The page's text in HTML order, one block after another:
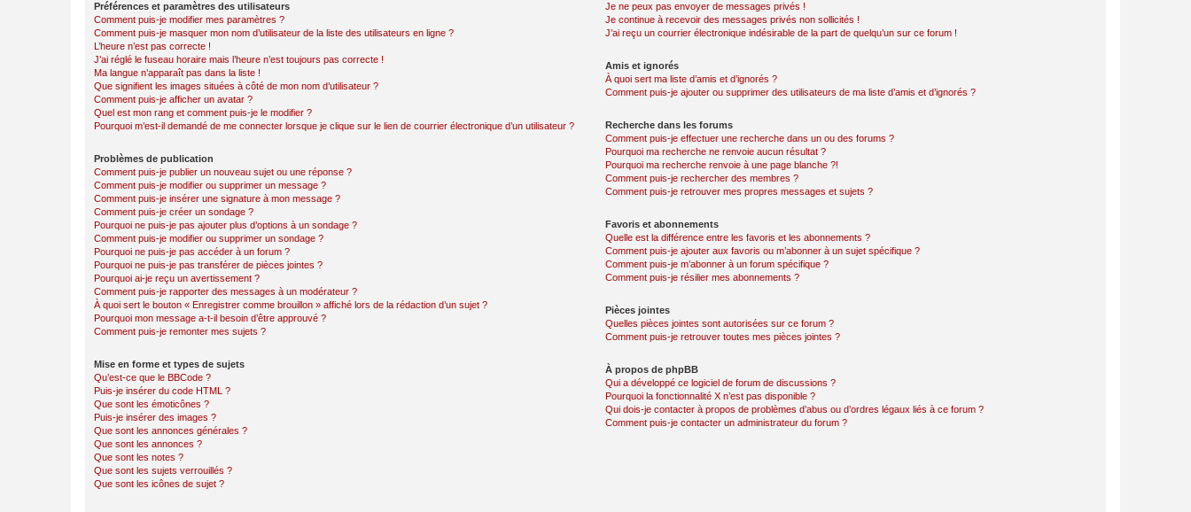
Préférences et paramètres des utilisateurs
Comment puis-je modifier mes paramètres ?
Comment puis-je masquer mon nom d’utilisateur de la liste des utilisateurs en ligne ?
L’heure n’est pas correcte !
J’ai réglé le fuseau horaire mais l’heure n’est toujours pas correcte !
Ma langue n’apparaît pas dans la liste !
Que signifient les images situées à côté de mon nom d’utilisateur ?
Comment puis-je afficher un avatar ?
Quel est mon rang et comment puis-je le modifier ?
Pourquoi m’est-il demandé de me connecter lorsque je clique sur le lien de courrier électronique d’un utilisateur ?
Problèmes de publication
Comment puis-je publier un nouveau sujet ou une réponse ?
Comment puis-je modifier ou supprimer un message ?
Comment puis-je insérer une signature à mon message ?
Comment puis-je créer un sondage ?
Pourquoi ne puis-je pas ajouter plus d’options à un sondage ?
Comment puis-je modifier ou supprimer un sondage ?
Pourquoi ne puis-je pas accéder à un forum ?
Pourquoi ne puis-je pas transférer de pièces jointes ?
Pourquoi ai-je reçu un avertissement ?
Comment puis-je rapporter des messages à un modérateur ?
À quoi sert le bouton « Enregistrer comme brouillon » affiché lors de la rédaction d’un sujet ?
Pourquoi mon message a-t-il besoin d’être approuvé ?
Comment puis-je remonter mes sujets ?
Mise en forme et types de sujets
Qu’est-ce que le BBCode ?
Puis-je insérer du code HTML ?
Que sont les émoticônes ?
Puis-je insérer des images ?
Que sont les annonces générales ?
Que sont les annonces ?
Que sont les notes ?
Que sont les sujets verrouillés ?
Que sont les icônes de sujet ?
Je ne peux pas envoyer de messages privés !
Je continue à recevoir des messages privés non sollicités !
J’ai reçu un courrier électronique indésirable de la part de quelqu’un sur ce forum !
Amis et ignorés
À quoi sert ma liste d’amis et d’ignorés ?
Comment puis-je ajouter ou supprimer des utilisateurs de ma liste d’amis et d’ignorés ?
Recherche dans les forums
Comment puis-je effectuer une recherche dans un ou des forums ?
Pourquoi ma recherche ne renvoie aucun résultat ?
Pourquoi ma recherche renvoie à une page blanche ?!
Comment puis-je rechercher des membres ?
Comment puis-je retrouver mes propres messages et sujets ?
Favoris et abonnements
Quelle est la différence entre les favoris et les abonnements ?
Comment puis-je ajouter aux favoris ou m’abonner à un sujet spécifique ?
Comment puis-je m’abonner à un forum spécifique ?
Comment puis-je résilier mes abonnements ?
Pièces jointes
Quelles pièces jointes sont autorisées sur ce forum ?
Comment puis-je retrouver toutes mes pièces jointes ?
À propos de phpBB
Qui a développé ce logiciel de forum de discussions ?
Pourquoi la fonctionnalité X n’est pas disponible ?
Qui dois-je contacter à propos de problèmes d’abus ou d’ordres légaux liés à ce forum ?
Comment puis-je contacter un administrateur du forum ?